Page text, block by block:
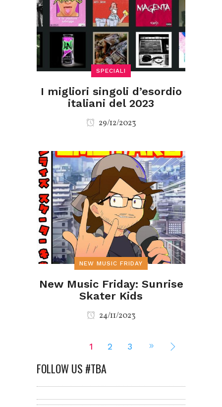
SPECIALI
I migliori singoli d’esordio
italiani del 2023
29/12/2023
NEW MUSIC FRIDAY
New Music Friday: Sunrise
Skater Kids
24/11/2023
1 2 3
FOLLOW US #TBA